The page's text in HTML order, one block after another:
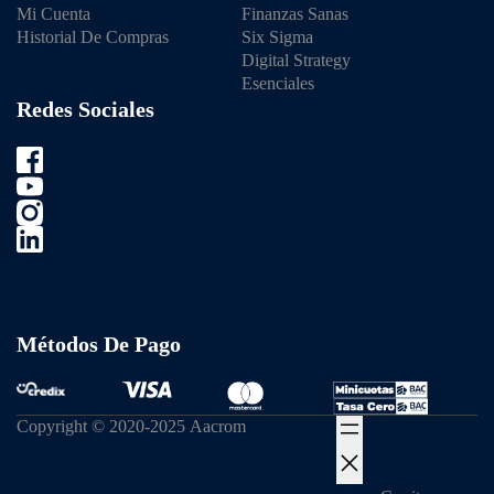
Mi Cuenta
Historial De Compras
Finanzas Sanas
Six Sigma
Digital Strategy
Esenciales
Redes Sociales
Métodos De Pago
Copyright © 2020-2025 Aacrom